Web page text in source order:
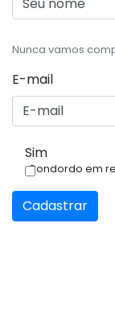
Nunca vamos
E-mail
Sim
Condordo em
Cadastrar